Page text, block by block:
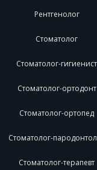
Рентгенолог
Стоматолог
Стоматолог-гигиенист
Стоматолог-ортодонт
Стоматолог-ортопед
Стоматолог-
Стоматолог-терапевт